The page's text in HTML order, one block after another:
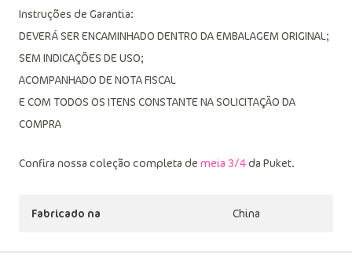
Instruções de Garantia:
DEVERÁ SER ENCAMINHADO DENTRO DA EMBALAGEM ORIGINAL;
SEM INDICAÇÕES DE USO;
ACOMPANHADO DE NOTA FISCAL
E COM TODOS OS ITENS CONSTANTE NA SOLICITAÇÃO DA
COMPRA
Confira nossa coleção completa de meia 3/4da Puket.
Fabricado na China